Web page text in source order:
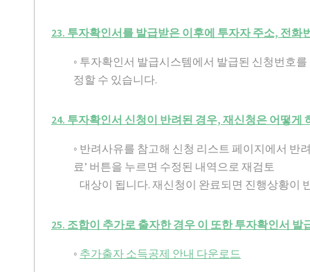
23. 투자확인서를 발급받은 이후에 투자자 주소, 전
◦ 투자확인서 발급시스템에서 발급된 신청번호
정할 수 있습니다.
24. 투자확인서 신청이 반려된 경우, 재신청은 어떻게
◦ 반려사유를 참고해 신청 리스트 페이지에서 반
료’ 버튼을 누르면 수정된 내역으로 재검토
대상이 됩니다. 재신청이 완료되면 진행상황이
25. 조합이 추가로 출자한 경우 이 또한 투자확인서 발
◦ 추가출자 소득공제 안내 다운로드